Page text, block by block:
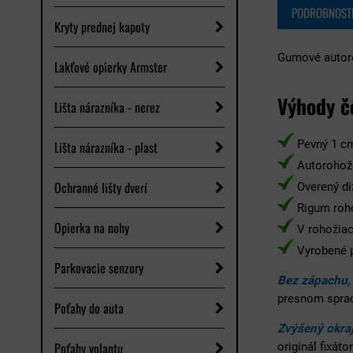
Kryty prednej kapoty
Lakťové opierky Armster
Lišta nárazníka - nerez
Lišta nárazníka - plast
Ochranné lišty dverí
Opierka na nohy
Parkovacie senzory
Poťahy do auta
Poťahy volantu
PODROBNOSTI
Gumové
Výhody
Pevný 1
Overený
Rigum
V
Vyrobené
Bez
presnom
Zvýšený
originál